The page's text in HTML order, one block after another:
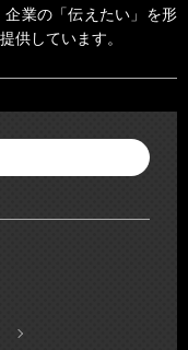
業の「伝えたい」を形
供しています。